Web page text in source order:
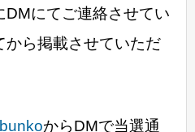
DMにてご連絡させてい
から掲載させていただ
からDMで当選通